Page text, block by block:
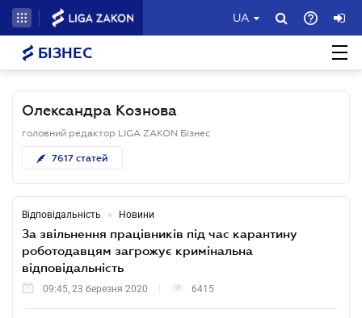
UA
БІЗНЕС
Олександра Кознова
головний редактор LIGA ZAKON Бізнес
7617 статей
Відповідальність • Новини
За звільнення працівників під час карантину
роботодавцям загрожує кримінальна
відповідальність
09:45, 23 березня 2020 6415